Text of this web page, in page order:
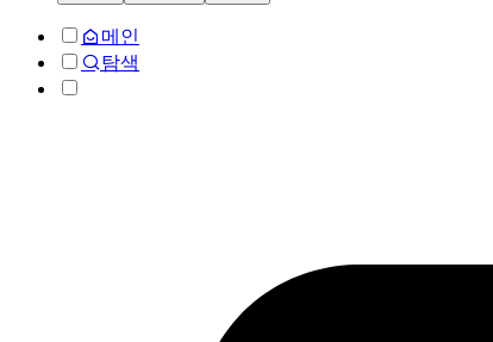
메인
탐색